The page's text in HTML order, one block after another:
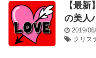
【最
の美人
2019/
クリス